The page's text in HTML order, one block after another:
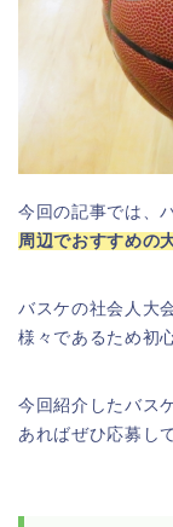
今回の記事では、
周辺でおすすめの
バスケの社会人大
様々であるため初
今回紹介したバス
あればぜひ応募し